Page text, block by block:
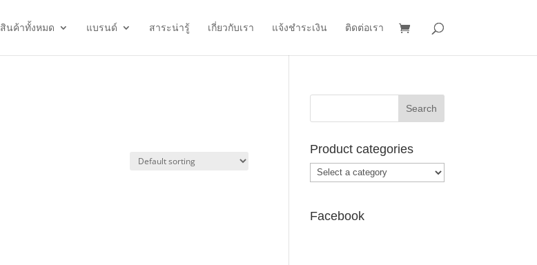
สินค้าทั้งหมด แบรนด์ สาระน่ารู้ เกี่ยวกับเรา แจ้งชำระเงิน ติดต่อเรา
Product categories
Facebook